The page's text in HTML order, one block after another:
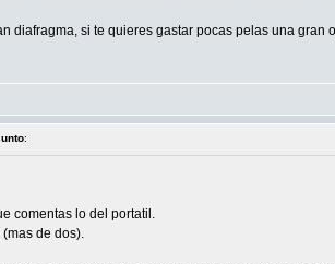
diafragma, si te quieres gastar pocas pelas una
:
comentas lo del portatil.
de dos).